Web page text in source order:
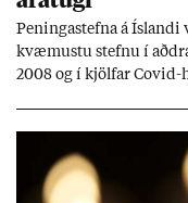
Pen­inga­stefna á
kvæm­ustu stefnu í
2008 og í kjöl­far